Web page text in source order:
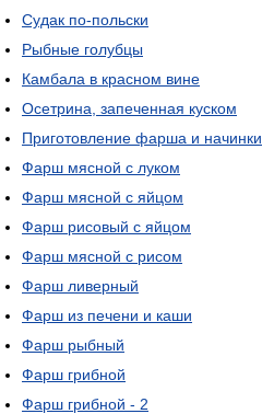
Судак по-польски
Рыбные голубцы
Камбала в красном вине
Осетрина, запеченная куском
Приготовление фарша и начинки
Фарш мясной с луком
Фарш мясной с яйцом
Фарш рисовый с яйцом
Фарш мясной с рисом
Фарш ливерный
Фарш из печени и каши
Фарш рыбный
Фарш грибной
Фарш грибной - 2